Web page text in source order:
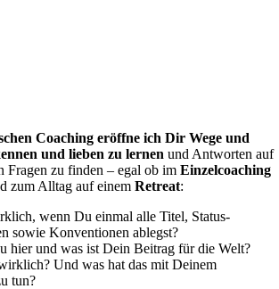
Coaching eröffne ich Dir Wege und
und lieben zu lernenund Antworten auf
Fragen zu finden – egal ob imEinzelcoaching
zum Alltag auf einemRetreat:
wenn Du einmal alle Titel, Status-
sowie Konventionen ablegst?
hier und was ist Dein Beitrag für die Welt?
Und was hat das mit Deinem
tun?